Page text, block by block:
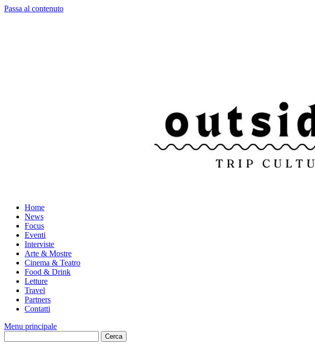
Passa al contenuto
Home
News
Focus
Eventi
Interviste
Arte & Mostre
Cinema & Teatro
Food & Drink
Letture
Travel
Partners
Contatti
Menu principale